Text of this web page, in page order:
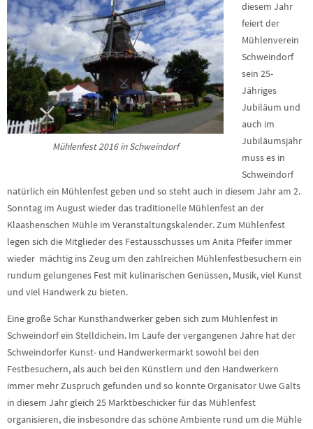
Mühlenfest 2016 in Schweindorf
diesem Jahr
feiert der
Mühlenverein
Schweindorf
sein 25-
Jähriges
Jubiläum und
auch im
Jubiläumsjahr
muss es in
Schweindorf
natürlich ein Mühlenfest geben und so steht auch in diesem Jahr am 2.
Sonntag im August wieder das traditionelle Mühlenfest an der
Klaashenschen Mühle im Veranstaltungskalender. Zum Mühlenfest
legen sich die Mitglieder des Festausschusses um Anita Pfeifer immer
wieder mächtig ins Zeug um den zahlreichen Mühlenfestbesuchern ein
rundum gelungenes Fest mit kulinarischen Genüssen, Musik, viel Kunst
und viel Handwerk zu bieten.
Eine große Schar Kunsthandwerker geben sich zum Mühlenfest in
Schweindorf ein Stelldichein. Im Laufe der vergangenen Jahre hat der
Schweindorfer Kunst- und Handwerkermarkt sowohl bei den
Festbesuchern, als auch bei den Künstlern und den Handwerkern
immer mehr Zuspruch gefunden und so konnte Organisator Uwe Galts
in diesem Jahr gleich 25 Marktbeschicker für das Mühlenfest
organisieren, die insbesondre das schöne Ambiente rund um die Mühle